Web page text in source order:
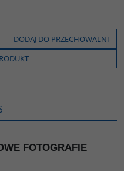
DODAJ DO PRZECHOWALNI
FOTOGRAFIE